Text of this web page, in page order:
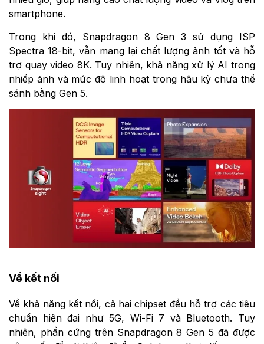
smartphone.
Trong khi đó, Snapdragon 8 Gen 3 sử dụng ISP
Spectra 18-bit, vẫn mang lại chất lượng ảnh tốt và hỗ
trợ quay video 8K. Tuy nhiên, khả năng xử lý AI trong
nhiếp ảnh và mức độ linh hoạt trong hậu kỳ chưa thể
sánh bằng Gen 5.
Về kết nối
Về khả năng kết nối, cả hai chipset đều hỗ trợ các tiêu
chuẩn hiện đại như 5G, Wi-Fi 7 và Bluetooth. Tuy
nhiên, phần cứng trên Snapdragon 8 Gen 5 đã được